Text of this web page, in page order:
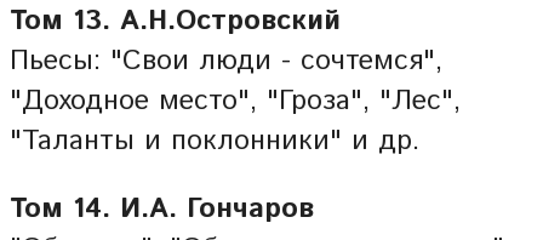
Том 13. А.Н.Островский
Пьесы: "Свои люди - сочтемся",
"Доходное место", "Гроза", "Лес",
"Таланты и поклонники" и др.
Том 14. И.А. Гончаров